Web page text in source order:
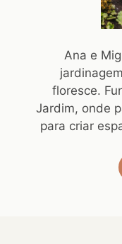
Ana e
floresce.
Jardim, onde
para criar